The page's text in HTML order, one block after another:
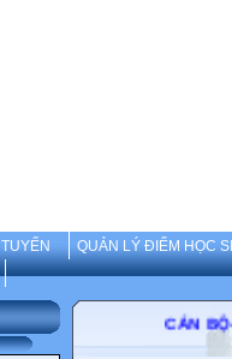
QUẢN LÝ ĐIỂM HỌC
CÁN